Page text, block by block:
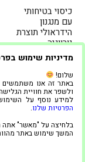
מדיניות שימוש
שלום!
ולשפר את חוויית
למידע נוסף על
הפרטיות שלנו.
בלחיצה על "מאשר" אתה
המשך שימוש באתר
כיסוי בטיחותי
עם מנגנון
הידראולי תוצרת
נורווגיה
₪35,000
הוספה
לסל
Posts